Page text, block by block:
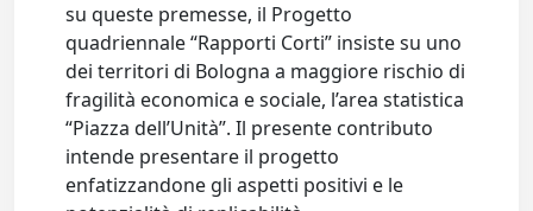
su queste premesse, il Progetto
quadriennale “Rapporti Corti” insiste su uno
dei territori di Bologna a maggiore rischio di
fragilità economica e sociale, l’area statistica
“Piazza dell’Unità”. Il presente contributo
intende presentare il progetto
enfatizzandone gli aspetti positivi e le